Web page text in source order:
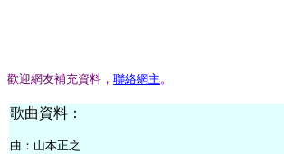
歡迎網友補充資料， 聯絡網主。
歌曲資料：
曲：山本正之